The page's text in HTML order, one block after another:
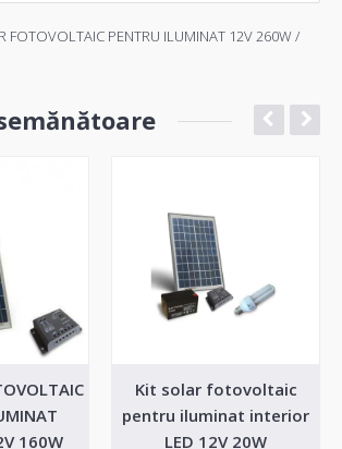
FOTOVOLTAIC PENTRU ILUMINAT 12V 260W /
160W
Kit solar fotovoltaic
pentru iluminat interior
LED 12V 20W